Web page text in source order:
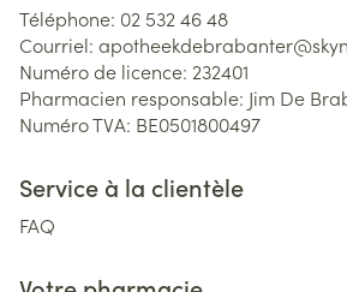
Téléphone: 02 532 46 48
Courriel: apotheekdebrabanter@
Numéro de licence: 232401
Pharmacien responsable: Jim De
Numéro TVA: BE0501800497
Service à la clientèle
FAQ